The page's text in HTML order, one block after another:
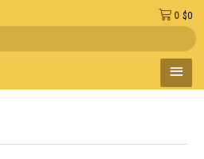
$0
0
MENÚ